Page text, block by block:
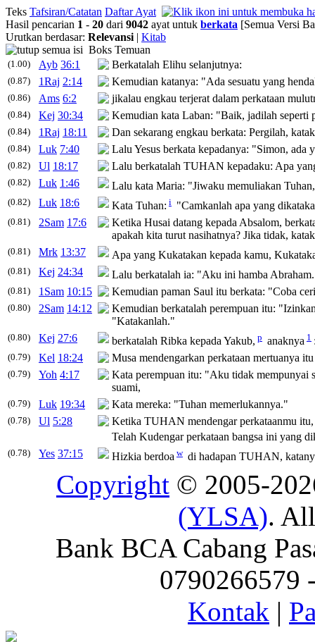
Teks Tafsiran/Catatan Daftar Ayat
Hasil pencarian 1 - 20 dari 9042 ayat untuk berkata [Semua Versi
Urutkan berdasar: Relevansi | Kitab
Boks Temuan
(1.00) Ayb 36:1 Berkatalah Elihu selanjutnya:
(0.87) 1Raj 2:14 Kemudian katanya: "Ada sesuatu yang
(0.86) Ams 6:2 jikalau engkau terjerat dalam perkataan
(0.84) Kej 30:34 Kemudian kata Laban: "Baik, jadilah seperti
(0.84) 1Raj 18:11 Dan sekarang engkau berkata: Pergilah,
(0.84) Luk 7:40 Lalu Yesus berkata kepadanya: "Simon, ada
(0.82) Ul 18:17 Lalu berkatalah TUHAN kepadaku: Apa
(0.82) Luk 1:46 Lalu kata Maria: "Jiwaku memuliakan Tuhan,
(0.82) Luk 18:6 Kata Tuhan: i "Camkanlah apa yang
(0.81) 2Sam 17:6 Ketika Husai datang kepada Absalom,
apakah kita turut nasihatnya? Jika tidak,
(0.81) Mrk 13:37 Apa yang Kukatakan kepada kamu,
(0.81) Kej 24:34 Lalu berkatalah ia: "Aku ini hamba Abraham.
(0.81) 1Sam 10:15 Kemudian paman Saul itu berkata: "Coba
(0.80) 2Sam 14:12 Kemudian berkatalah perempuan itu:
"Katakanlah."
(0.80) Kej 27:6 berkatalah Ribka kepada Yakub, p anaknya 1
(0.79) Kel 18:24 Musa mendengarkan perkataan mertuanya
(0.79) Yoh 4:17 Kata perempuan itu: "Aku tidak mempunyai
suami,
(0.79) Luk 19:34 Kata mereka: "Tuhan memerlukannya."
(0.78) Ul 5:28 Ketika TUHAN mendengarperkataanmu
Telah Kudengarperkataan bangsa ini yang
(0.78) Yes 37:15 Hizkia berdoa w di hadapan TUHAN,
Copyright © 2005-
(YLSA).
Bank BCA Cabang
0790266579
Kontak |